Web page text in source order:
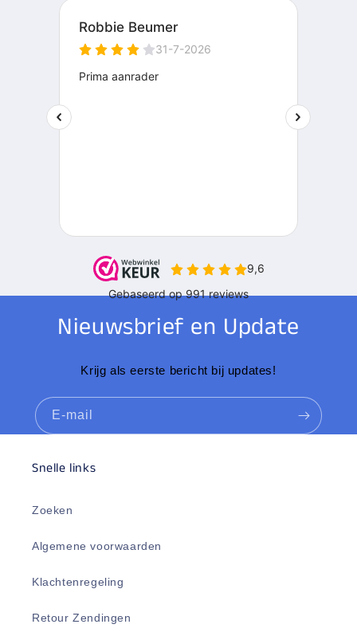
Nieuwsbrief en Update
Krijg als eerste bericht bij updates!
E‑mail
Snelle links
Zoeken
Algemene voorwaarden
Klachtenregeling
Retour Zendingen